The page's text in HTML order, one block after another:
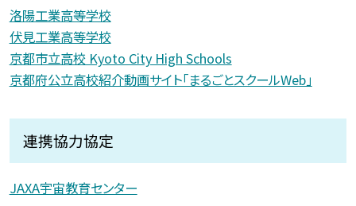
洛陽工業高等学校
伏見工業高等学校
京都市立高校 Kyoto City High Schools
京都府公立高校紹介動画サイト「まるごとスクールWeb」
連携協力協定
JAXA宇宙教育センター